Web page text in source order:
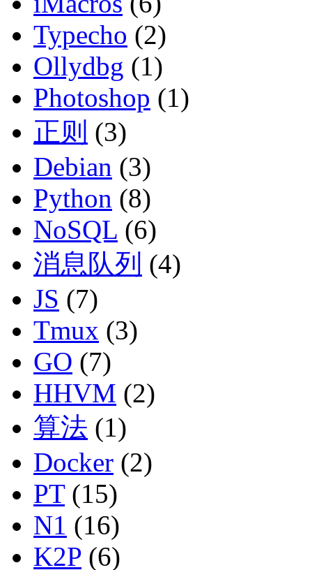
Typecho (2)
Ollydbg (1)
Photoshop (1)
正则 (3)
Debian (3)
Python (8)
NoSQL (6)
消息队列 (4)
JS (7)
Tmux (3)
GO (7)
HHVM (2)
算法 (1)
Docker (2)
PT(15)
N1 (16)
K2P (6)